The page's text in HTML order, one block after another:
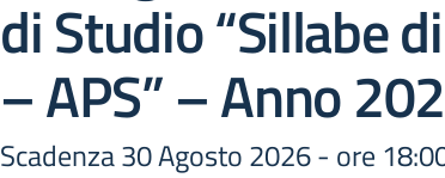
di Studio “Sillabe
– APS” – Anno
Scadenza 30 Agosto 2026 - ore